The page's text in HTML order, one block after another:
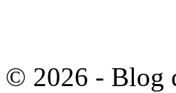
© 2026 - Blog